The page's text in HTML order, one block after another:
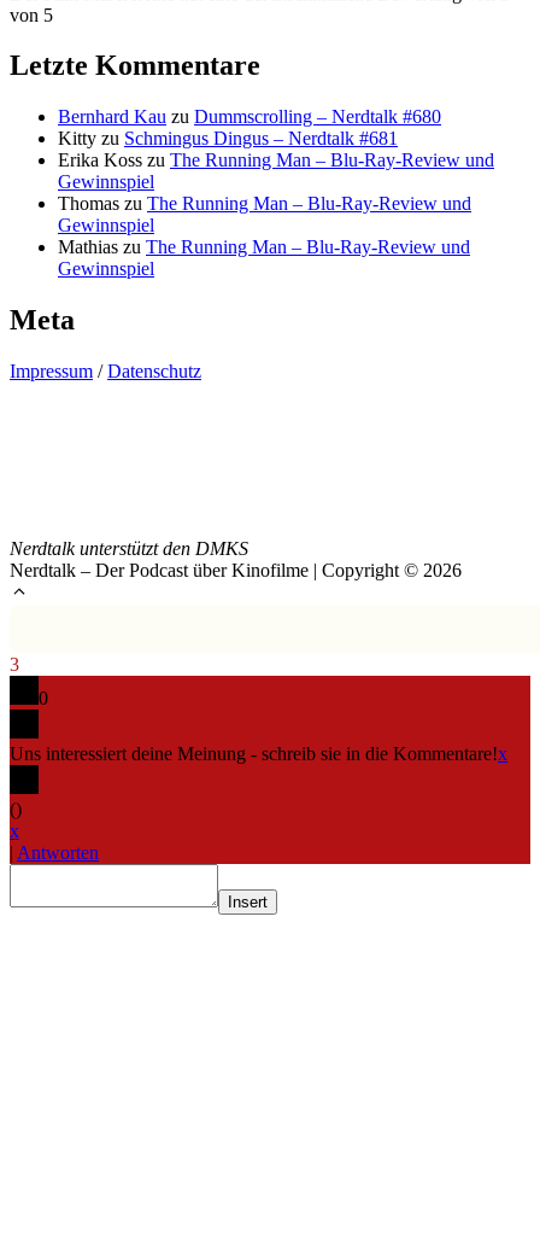
von 5
Letzte Kommentare
Bernhard Kau zu Dummscrolling – Nerdtalk #680
Kitty zu Schmingus Dingus – Nerdtalk #681
Erika Koss zu The Running Man – Blu-Ray-Review und
Gewinnspiel
Thomas zu The Running Man – Blu-Ray-Review und
Gewinnspiel
Mathias zu The Running Man – Blu-Ray-Review und
Gewinnspiel
Meta
Impressum /Datenschutz
Nerdtalk unterstützt den DMKS
Nerdtalk – Der Podcast über Kinofilme | Copyright © 2026
3
0
Uns interessiert deine Meinung - schreib sie in die Kommentare!x
()
x
| Antworten
Insert